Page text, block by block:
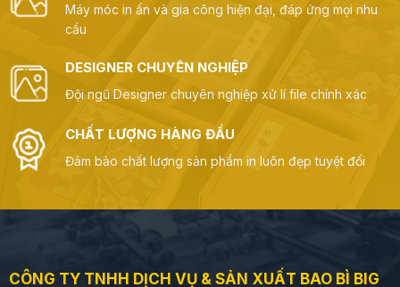
Máy móc in ấn và gia công hiện đại, đáp ứng mọi nhu
cầu
DESIGNER CHUYÊN NGHIỆP
Đội ngũ Designer chuyên nghiệp xử lí file chính xác
CHẤT LƯỢNG HÀNG ĐẦU
Đảm bảo chất lượng sản phẩm in luôn đẹp tuyệt đối
CÔNG TY TNHH DỊCH VỤ & SẢN XUẤT BAO BÌ BIG